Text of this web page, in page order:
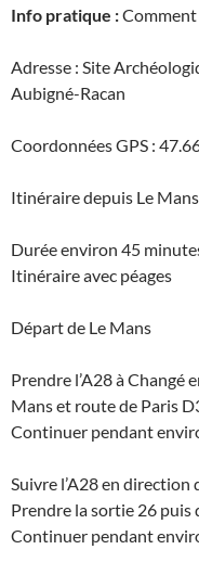
Info pratique :
Adresse : Site
Aubigné-Racan
Coordonnées GPS :
Itinéraire depuis Le
Durée environ 45
Itinéraire avec péages
Départ de Le Mans
Prendre l’A28 à Changé
Mans et route de Paris
Continuer pendant
Suivre l’A28 en
Prendre la sortie 26
Continuer pendant